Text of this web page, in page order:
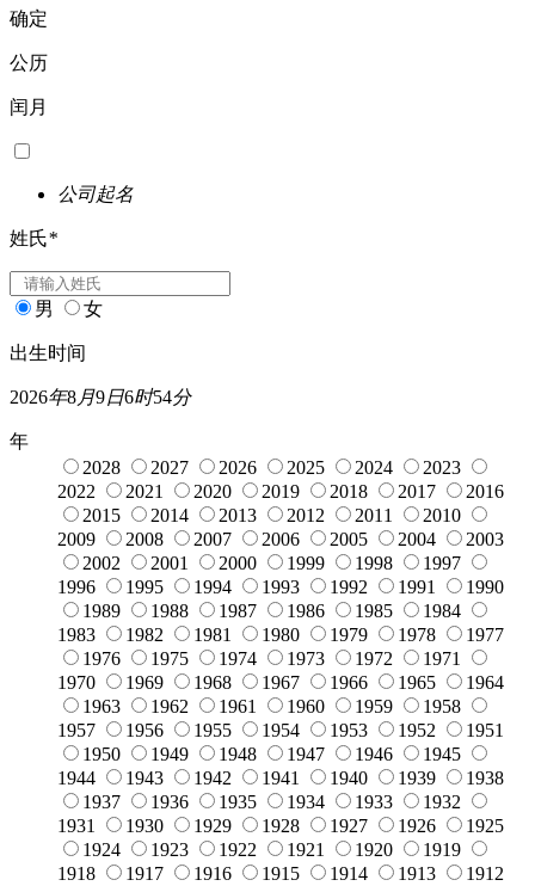
确定
公历
闰月
公司起名
姓氏*
男 女
出生时间
2026年8月9日6时54分
年
2028
2027 2026 2025 2024
2023
2022
2021 2020 2019 2018 2017
2016
2015
2014 2013 2012 2011
2010
2009
2008 2007 2006 2005 2004
2003
2002
2001 2000 1999 1998
1997
1996
1995 1994 1993 1992 1991
1990
1989
1988 1987 1986 1985
1984
1983
1982 1981 1980 1979 1978
1977
1976
1975 1974 1973 1972
1971
1970
1969 1968 1967 1966 1965
1964
1963
1962 1961 1960 1959
1958
1957
1956 1955 1954 1953 1952
1951
1950
1949 1948 1947 1946
1945
1944
1943 1942 1941 1940 1939
1938
1937
1936 1935 1934 1933
1932
1931
1930 1929 1928 1927 1926
1925
1924
1923 1922 1921 1920
1919
1918
1917 1916 1915 1914 1913
1912